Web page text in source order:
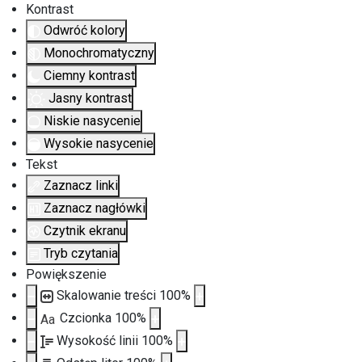
Kontrast
Odwróć kolory
Monochromatyczny
Ciemny kontrast
Jasny kontrast
Niskie nasycenie
Wysokie nasycenie
Tekst
Zaznacz linki
Zaznacz nagłówki
Czytnik ekranu
Tryb czytania
Powiększenie
Skalowanie treści 100%
Aa Czcionka 100%
Wysokość linii 100%